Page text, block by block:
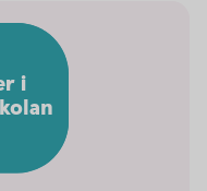
i